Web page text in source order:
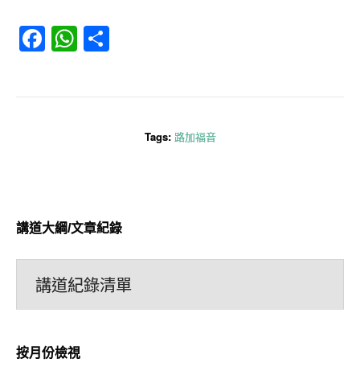
Facebook
WhatsApp
Tags: 路加福音
講道大綱/文章紀錄
講道紀錄清單
按月份檢視